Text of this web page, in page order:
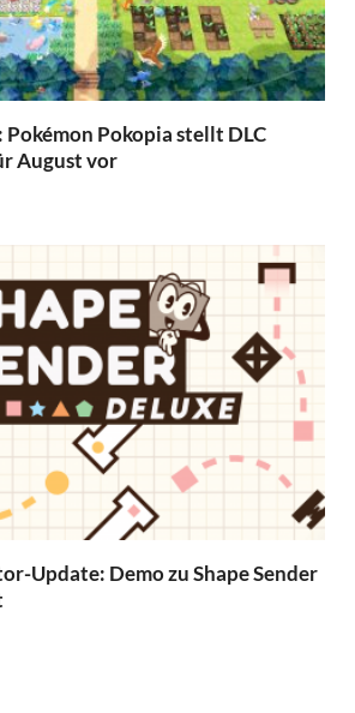
Pokémon Pokopia stellt DLC
August vor
Update: Demo zu Shape Sender